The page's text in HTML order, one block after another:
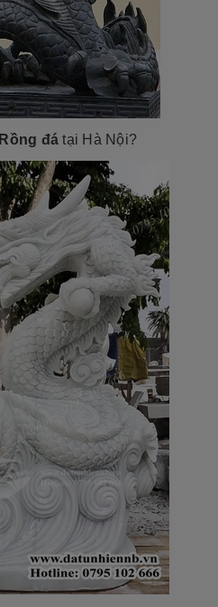
Rồng đá tại Hà Nội?